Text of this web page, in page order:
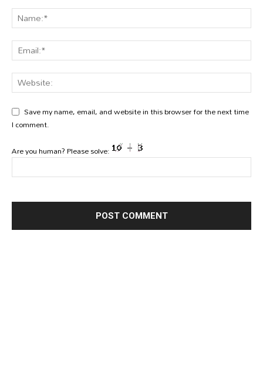
Save my name, email, and website in this browser for the next time
I comment.
Are you human? Please solve: